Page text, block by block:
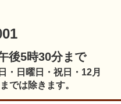
後5時30分まで
・日曜日・祝日・12月
では除きます。